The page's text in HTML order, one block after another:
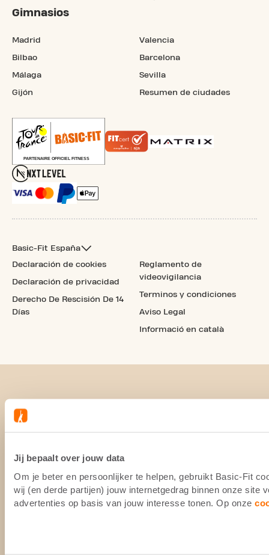
Jij bepaalt over jouw data
Om je beter en persoonlijker te helpen, gebruikt Basic-Fit
wij (en derde partijen) jouw internetgedrag binnen onze site
advertenties op basis van jouw interesse tonen. Op onze
Gimnasios
Madrid
Bilbao
Málaga
Gijón
Valencia
Barcelona
Sevilla
Resumen de ciudades
Basic-Fit España
Declaración de cookies
Declaración de privacidad
Derecho De Rescisión De 14
Días
Reglamento de
videovigilancia
Terminos y condiciones
Aviso Legal
Informació en català